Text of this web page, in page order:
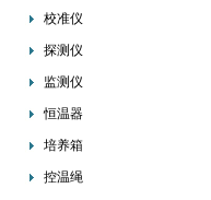
校准仪
探测仪
监测仪
恒温器
培养箱
控温绳